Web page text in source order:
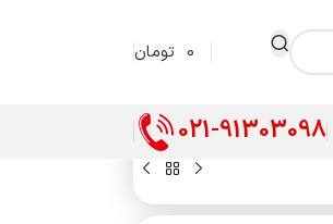
0 تومان
021-91303098